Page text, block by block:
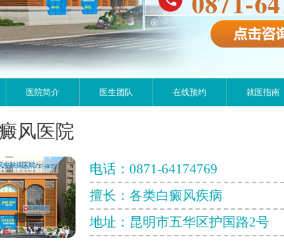
医院简介 医生团队 在线预约 就医指南
风医院
电话： 0871-64174769
擅长：各类白癜风疾病
地址：昆明市五华区护国路2号